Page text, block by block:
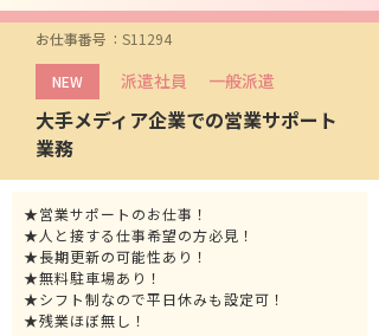
お仕事番号 S11294
NEW 派遣社員 一般派遣
大手メディア企業での営業サポート
業務
★営業サポートのお仕事！
★人と接する仕事希望の方必見！
★長期更新の可能性あり！
★無料駐車場あり！
★シフト制なので平日休みも設定可！
★残業ほぼ無し！